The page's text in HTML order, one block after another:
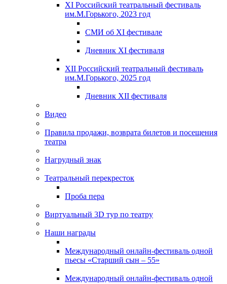
XI Российский театральный фестиваль
им.М.Горького, 2023 год
СМИ об XI фестивале
Дневник XI фестиваля
XII Российский театральный фестиваль
им.М.Горького, 2025 год
Дневник XII фестиваля
Видео
Правила продажи, возврата билетов и посещения
театра
Нагрудный знак
Театральный перекресток
Проба пера
Виртуальный 3D тур по театру
Наши награды
Международный онлайн-фестиваль одной
пьесы «Старший сын – 55»
Международный онлайн-фестиваль одной